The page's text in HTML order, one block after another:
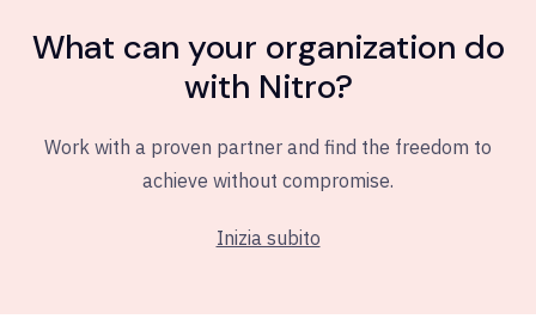
What can your organization do
with Nitro?
Work with a proven partner and find the freedom to
achieve without compromise.
Inizia subito